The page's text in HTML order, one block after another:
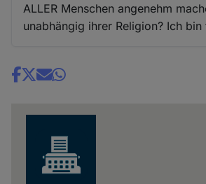
ALLER Menschen angenehm
unabhängig ihrer Religion? Ich
Share